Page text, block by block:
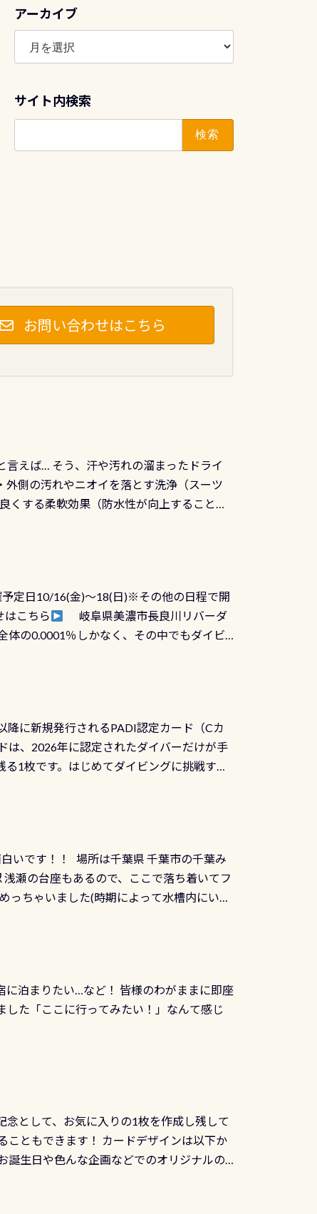
アーカイブ
ア
カ
ブ
サイト内検索
お問い合わせはこちら
えば… そう、汗や汚れの溜まったドライ
外側の汚れやニオイを落とす洗浄（スーツ
くする柔軟効果（防水性が向上することで
際水につけて水検査して調べます ●給気バ
空気を送り込む「給気バルブ」のオーバ
ンが潮噛みしてドライスーツに空気が入り
はこれを機会に是非やってください！！ ●
ンを利用してみてはどうでしょうか？
検査料5,500円がなんと無料になります！
しましょう！そし続きを読む
定日10/16(金)～18(日)※その他の日程で開
はこちら
岐阜県美濃市長良川リバーダ
体の0.0001％しかなく、その中でもダイビ
流(四万十川、柿田川)の１つに数えられ
経て伊勢湾に流れます1985年には環境省
た清流です川にしては珍しく、水深が深い
ーエキジットは正に大自然の中でのダイビ
明度の良い川を数百メートルドリフトす
ダイビング最大の見どころがこの特別天然
類です個体数が少なくかなり貴重な生物で
には「 続きを読む
に新規発行されるPADI認定カード（Cカ
は、2026年に認定されたダイバーだけが手
1枚です。はじめてダイビングに挑戦する
プログラムの専用カードが発行されるもの
カードを申し込みの方は対象外となりま
なります ダイビングは、始めた「年」も
、あとから振り返ると大切な思い出になり
ださいね 毎月60名様、年間720名様に
ジナル景品が当たることも！ PADIデジタ
いです！！ 場所は千葉県 千葉市の千葉み
瀬の台座もあるので、ここで落ち着いてフ
ちゃいました(時期によって水槽内にいる
も出来ますよ スキンダイビングでも参加
り利用出来るので、普通に中性浮力の練習
泊まりたい…など！ 皆様のわがままに即座
た「ここに行ってみたい！」なんて感じ
として、お気に入りの1枚を作成し残して
こともできます！ カードデザインは以下か
誕生日や色んな企画などでのオリジナルの